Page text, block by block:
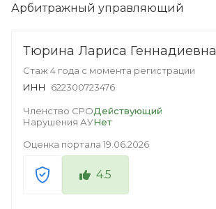
Арбитражный управляющий
Тюрина Лариса Геннадиевна
Стаж 4 года с момента регистрации
ИНН
622300723476
Членство СРОДействующий
Нарушения АУНет
Оценка портала 19.06.2026
4.5